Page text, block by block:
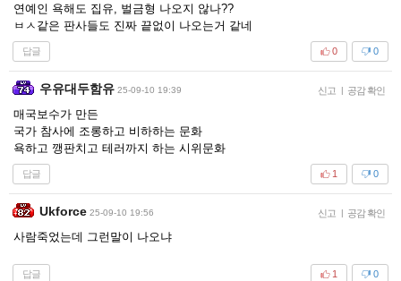
연예인 욕해도 집유, 벌금형 나오지 않나??
ㅂㅅ같은 판사들도 진짜 끝없이 나오는거 같네
답글 0
0
우유대두함유 25-09-10 19:39 신고 | 공감 확인
매국보수가 만든
국가 참사에 조롱하고 비하하는 문화
욕하고 깽판치고 테러까지 하는 시위문화
답글 0
1
Ukforce 25-09-10 19:56 신고 | 공감 확인
사람죽었는데 그런말이 나오냐
답글 0
1